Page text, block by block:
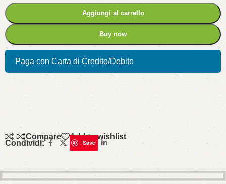
Aggiungi al carrello
Buy now
Paga con Carta di Credito/Debito
Compare Add to wishlist
Condividi: Save